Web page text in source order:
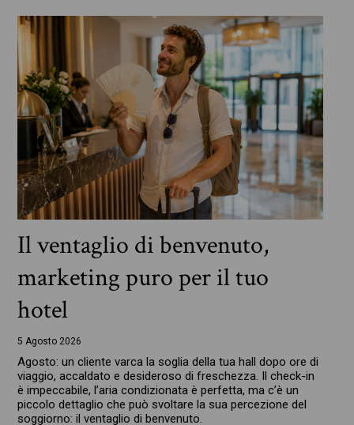
Il ventaglio di benvenuto,
marketing puro per il tuo
hotel
5 Agosto 2026
Agosto: un cliente varca la soglia della tua hall dopo ore di
viaggio, accaldato e desideroso di freschezza. Il check-in
è impeccabile, l’aria condizionata è perfetta, ma c’è un
piccolo dettaglio che può svoltare la sua percezione del
soggiorno: il ventaglio di benvenuto.